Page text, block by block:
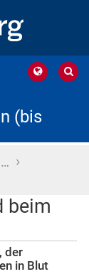
(bis
›
beim
der
in Blut